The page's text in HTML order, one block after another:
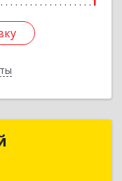
Виталий